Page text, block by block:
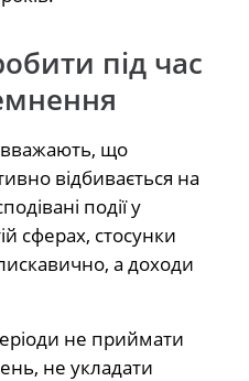
під час
вважають, що
відбивається на
події у
сферах, стосунки
а доходи
не приймати
не укладати